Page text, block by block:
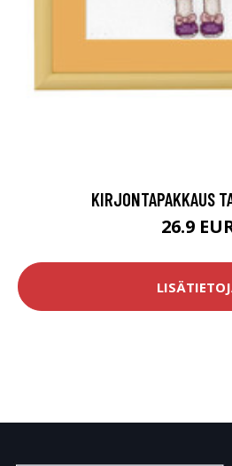
KIRJONTAPAKKAUS
26.9